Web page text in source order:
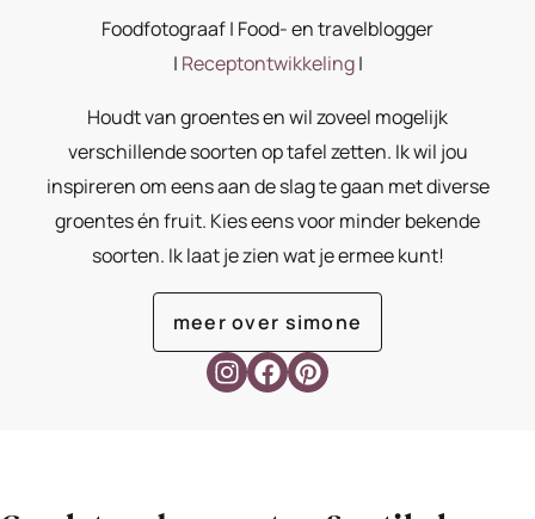
Foodfotograaf | Food- en travelblogger
| Receptontwikkeling|
Houdt van groentes en wil zoveel mogelijk
verschillende soorten op tafel zetten. Ik wil jou
inspireren om eens aan de slag te gaan met diverse
groentes én fruit. Kies eens voor minder bekende
soorten. Ik laat je zien wat je ermee kunt!
meer over simone